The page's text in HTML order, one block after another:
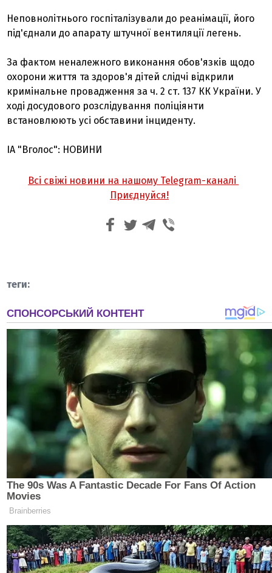
Неповнолітнього госпіталізували до реанімації, його
під'єднали до апарату штучної вентиляції легень.
За фактом неналежного виконання обов'язків щодо
охорони життя та здоров'я дітей слідчі відкрили
кримінальне провадження за ч. 2 ст. 137 КК України. У
ході досудового розслідування поліціянти
встановлюють усі обставини інциденту.
ІА "Вголос": НОВИНИ
Всі свіжі новини на нашому Telegram-каналі
Приєднуйся!